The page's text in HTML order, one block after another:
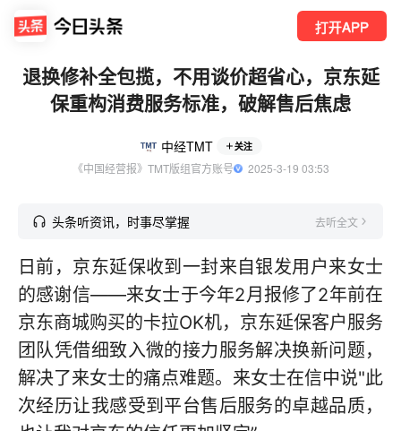
打开APP
退换修补全包揽，不用谈价超省心，京东延
保重构消费服务标准，破解售后焦虑
中经TMT 关注
《中国经营报》TMT版组官方账号
  2025-3-19 03:53
头条听资讯，时事尽掌握 去听全文
日前，京东延保收到一封来自银发用户来女士
的感谢信——来女士于今年2月报修了2年前在
京东商城购买的卡拉OK机，京东延保客户服务
团队凭借细致入微的接力服务解决换新问题，
解决了来女士的痛点难题。来女士在信中说"此
次经历让我感受到平台售后服务的卓越品质，